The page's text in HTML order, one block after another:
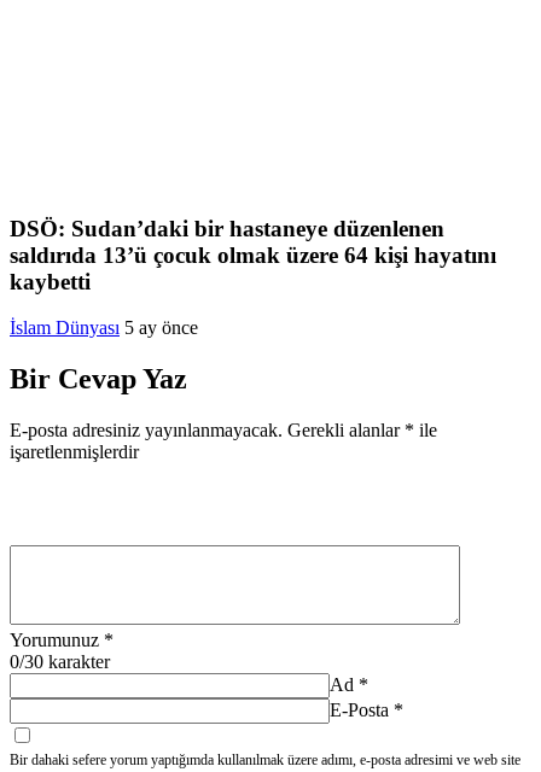
DSÖ: Sudan’daki bir hastaneye düzenlenen
saldırıda 13’ü çocuk olmak üzere 64 kişi hayatını
kaybetti
İslam Dünyası 5 ay önce
Bir Cevap Yaz
E-posta adresiniz yayınlanmayacak. Gerekli alanlar * ile
işaretlenmişlerdir
Yorumunuz *
0/30 karakter
Ad *
E-Posta *
Bir dahaki sefere yorum yaptığımda kullanılmak üzere adımı, e-posta adresimi ve web site